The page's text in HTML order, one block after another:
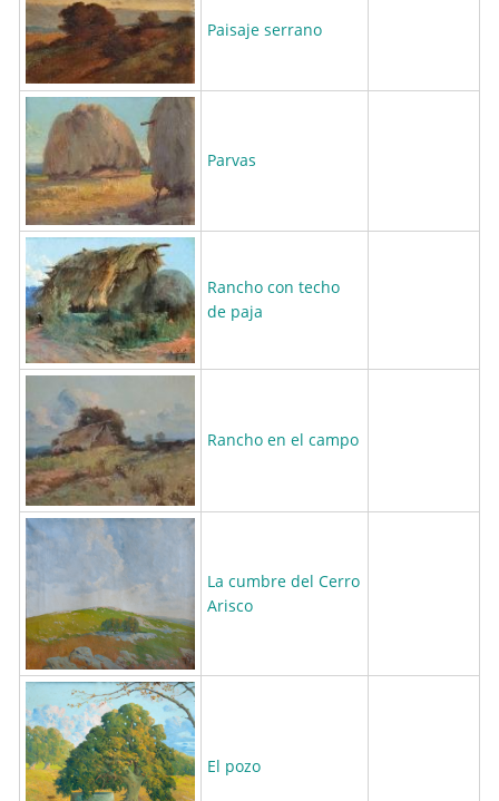
Paisaje serrano
Parvas
Rancho con techo
de paja
Rancho en el campo
La cumbre del Cerro
Arisco
El pozo